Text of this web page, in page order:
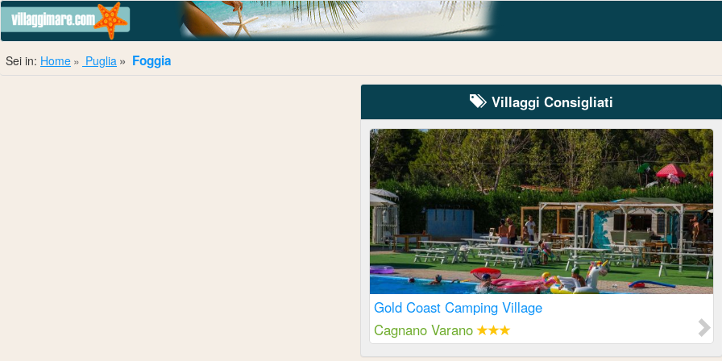
Sei in: Home Puglia Foggia
Villaggi Consigliati
Gold Coast Camping Village
Cagnano Varano